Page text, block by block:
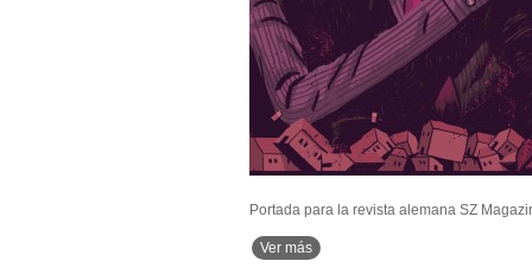
Portada para la revista alemana SZ
Ver más